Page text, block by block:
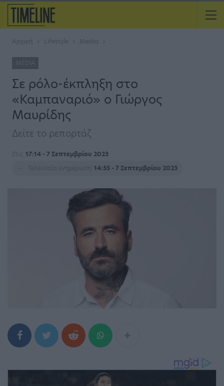
Αρχική Lifestyle Media
MEDIA
Σε ρόλο-έκπληξη στο
«Καμπαναριό» ο Γιώργος
Μαυρίδης
Δείτε το ρεπορτάζ
Στις 17:14 - 7 Σεπτεμβρίου 2023
Τελευταία ενημέρωση
14:55 - 7 Σεπτεμβρίου 2023